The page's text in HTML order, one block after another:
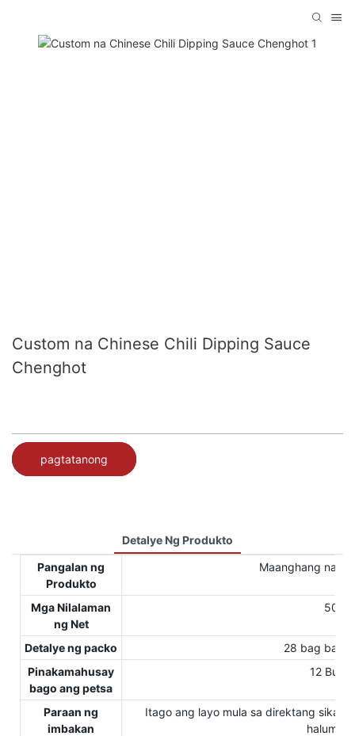
Custom na Chinese Chili Dipping Sauce
Chenghot
pagtatanong
Detalye Ng Produkto
Pangalan ng
Produkto
Maanghang na
Mga Nilalaman
ng Net
500g
Detalye ng packo
28 bag
Pinakamahusay
bago ang petsa
12
Paraan ng
imbakan
Itago ang layo mula sa direktang sikat